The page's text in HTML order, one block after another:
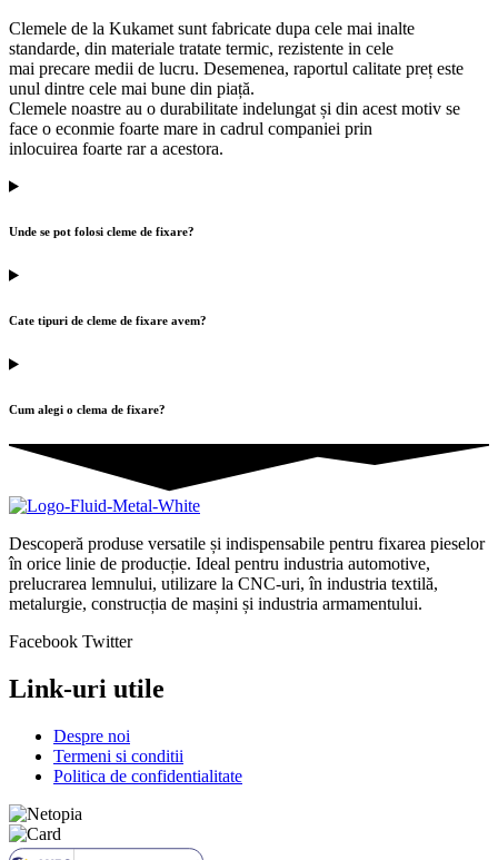
Clemele de la Kukamet sunt fabricate dupa cele mai inalte
standarde, din materiale tratate termic, rezistente in cele
mai precare medii de lucru. Desemenea, raportul calitate preț este
unul dintre cele mai bune din piață.
Clemele noastre au o durabilitate indelungat și din acest motiv se
face o econmie foarte mare in cadrul companiei prin
inlocuirea foarte rar a acestora.
Unde se pot folosi cleme de fixare?
Cate tipuri de cleme de fixare avem?
Cum alegi o clema de fixare?
Descoperă produse versatile și indispensabile pentru fixarea pieselor
în orice linie de producție. Ideal pentru industria automotive,
prelucrarea lemnului, utilizare la CNC-uri, în industria textilă,
metalurgie, construcția de mașini și industria armamentului.
Facebook Twitter
Link-uri utile
Despre noi
Termeni si conditii
Politica de confidentialitate